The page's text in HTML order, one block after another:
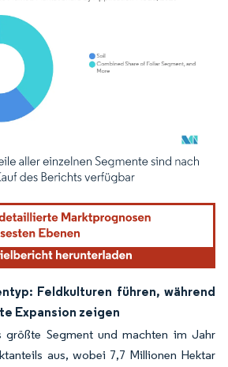
Wiederverwendung erfordert Namensnennung
Feldkulturen führen, während
Expansion zeigen
größte Segment und machten im Jahr
aus, wobei 7,7 Millionen Hektar